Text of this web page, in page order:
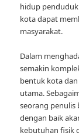
hidup
kota dapat
masyarakat.
Dalam
semakin
bentuk kota
utama.
seorang penulis
dengan baik
kebutuhan fisik